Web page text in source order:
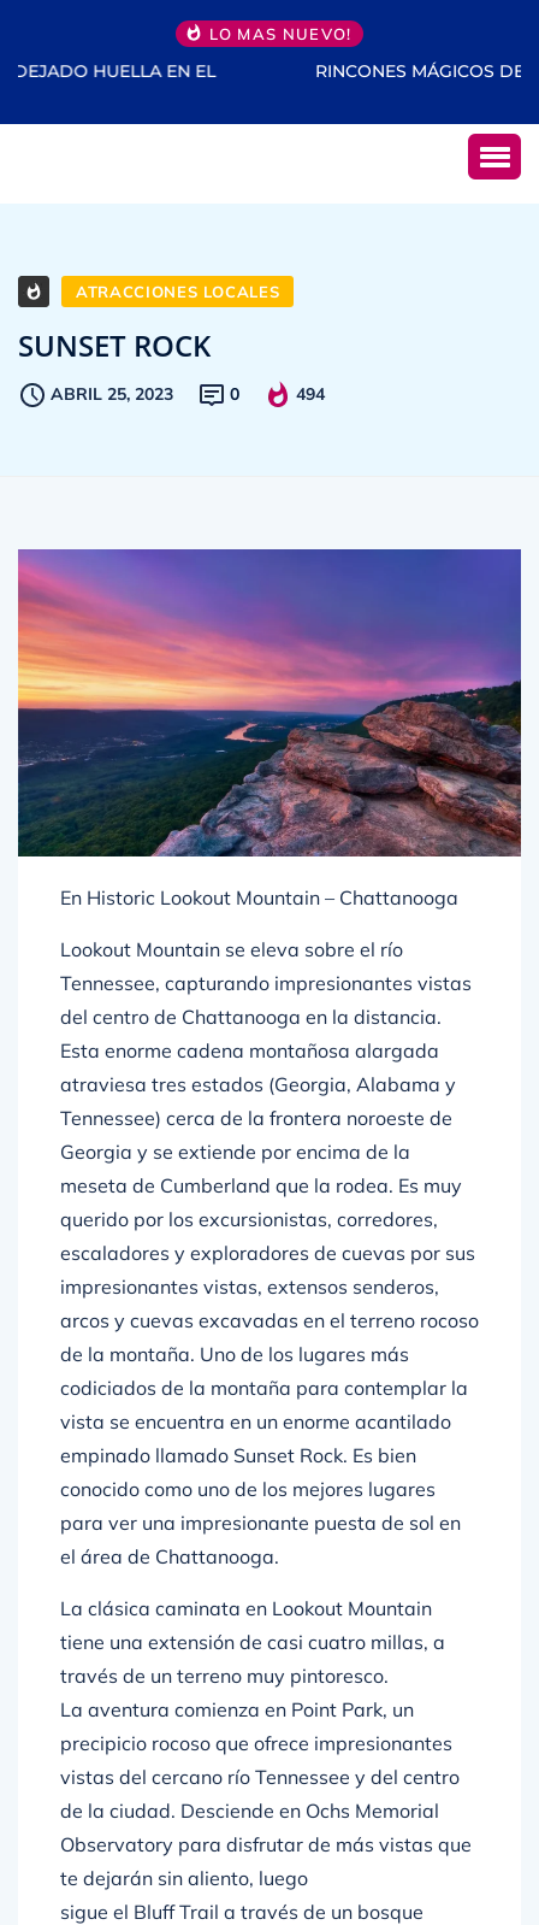
LO MAS NUEVO!
RINCONES MÁGICOS DE PUERTO RICO
SUNSET ROCK
Tennessee, capturando impresionantes vistas
del centro de Chattanooga en la distancia.
Esta enorme cadena montañosa alargada
atraviesa tres estados (Georgia, Alabama y
Tennessee) cerca de la frontera noroeste de
Georgia y se extiende por encima de la
meseta de Cumberland que la rodea. Es muy
querido por los excursionistas, corredores,
escaladores y exploradores de cuevas por sus
impresionantes vistas, extensos senderos,
arcos y cuevas excavadas en el terreno rocoso
de la montaña. Uno de los lugares más
codiciados de la montaña para contemplar la
vista se encuentra en un enorme acantilado
empinado llamado Sunset Rock. Es bien
conocido como uno de los mejores lugares
para ver una impresionante puesta de sol en
el área de Chattanooga.
tiene una extensión de casi cuatro millas, a
través de un terreno muy pintoresco.
La aventura comienza en Point Park, un
precipicio rocoso que ofrece impresionantes
vistas del cercano río Tennessee y del centro
de la ciudad. Desciende en Ochs Memorial
Observatory para disfrutar de más vistas que
te dejarán sin aliento, luego
sigue el Bluff Trail a través de un bosque